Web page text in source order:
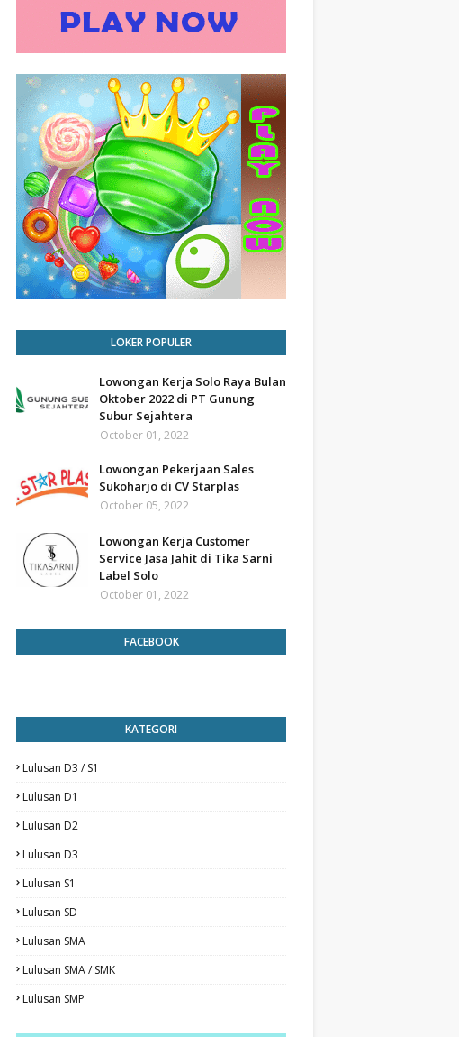
LOKER POPULER
Lowongan Kerja Solo Raya Bulan
Oktober 2022 di PT Gunung
Subur Sejahtera
October 01, 2022
Lowongan Pekerjaan Sales
Sukoharjo di CV Starplas
October 05, 2022
Lowongan Kerja Customer
Service Jasa Jahit di Tika Sarni
Label Solo
October 01, 2022
FACEBOOK
KATEGORI
Lulusan D3 / S1
Lulusan D1
Lulusan D2
Lulusan D3
Lulusan S1
Lulusan SD
Lulusan SMA
Lulusan SMA / SMK
Lulusan SMP